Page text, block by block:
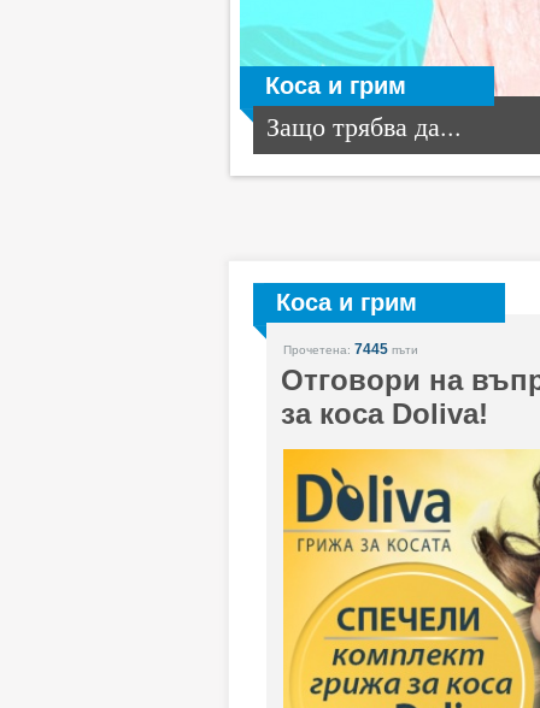
Коса и грим
Защо трябва да...
Коса и грим
Прочетена: 7445пъти
Отговори на
за коса Doliva!